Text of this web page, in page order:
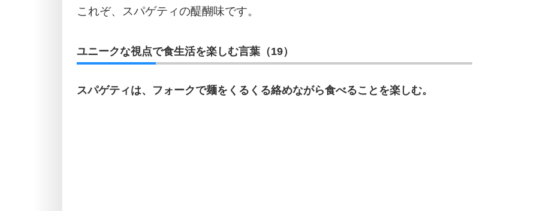
これぞ、スパゲティの醍醐味です。
ユニークな視点で食生活を楽しむ言葉（19）
スパゲティは、フォークで麺をくるくる絡めながら食べることを楽しむ。